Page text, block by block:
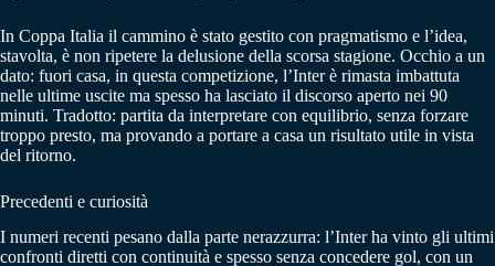
In Coppa Italia il cammino è stato gestito con pragmatismo e l’idea,
stavolta, è non ripetere la delusione della scorsa stagione. Occhio a un
dato: fuori casa, in questa competizione, l’Inter è rimasta imbattuta
nelle ultime uscite ma spesso ha lasciato il discorso aperto nei 90
minuti. Tradotto: partita da interpretare con equilibrio, senza forzare
troppo presto, ma provando a portare a casa un risultato utile in vista
del ritorno.
Precedenti e curiosità
I numeri recenti pesano dalla parte nerazzurra: l’Inter ha vinto gli ultimi
confronti diretti con continuità e spesso senza concedere gol, con un